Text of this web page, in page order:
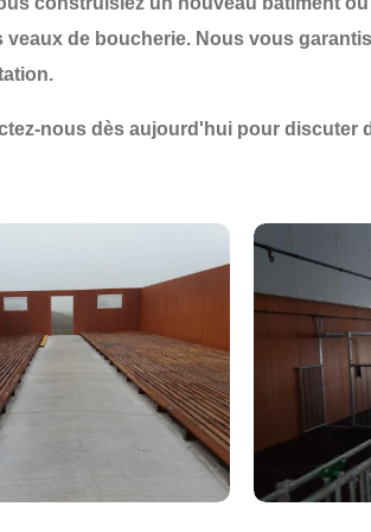
veaux de boucherie. Nous vous
nous dès aujourd'hui pour discuter